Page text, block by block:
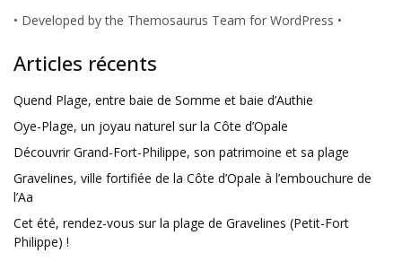
• Developed by the Themosaurus Team for WordPress •
Articles récents
Quend Plage, entre baie de Somme et baie d’Authie
Oye-Plage, un joyau naturel sur la Côte d’Opale
Découvrir Grand-Fort-Philippe, son patrimoine et sa plage
Gravelines, ville fortifiée de la Côte d’Opale à l’embouchure de
l’Aa
Cet été, rendez-vous sur la plage de Gravelines (Petit-Fort
Philippe) !